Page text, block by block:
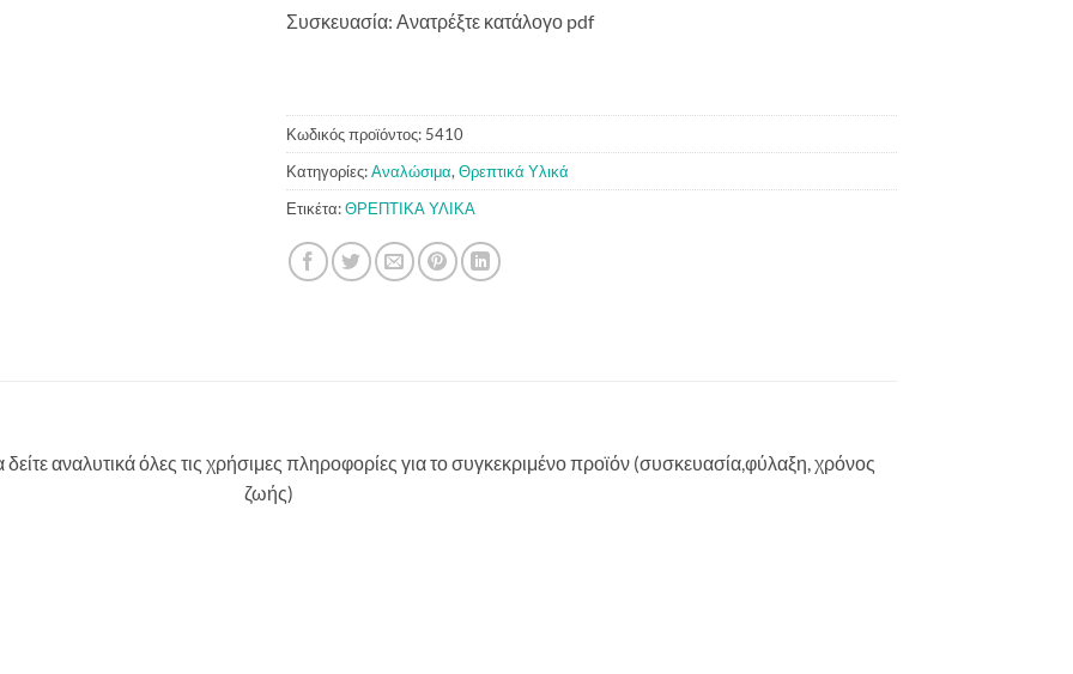
Συσκευασία: Ανατρέξτε κατάλογο pdf
Κωδικός προϊόντος: 5410
Κατηγορίες:Αναλώσιμα, Θρεπτικά Υλικά
Ετικέτα:ΘΡΕΠΤΙΚΑ ΥΛΙΚΑ
αναλυτικά όλες τις χρήσιμες πληροφορίες για το συγκεκριμένο προϊόν (συσκευασία,φύλαξη, χρόνος
ζωής)